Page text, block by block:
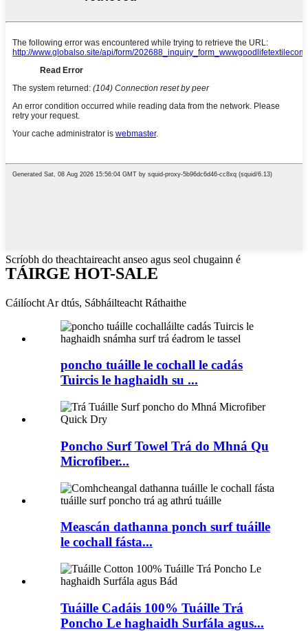
Scríobh do theachtaireacht anseo agus seol chugainn é
TÁIRGE HOT-SALE
Cáilíocht Ar dtús, Sábháilteacht Ráthaithe
poncho tuáille le cochall le cadás
Tuircis le haghaidh su ...
Poncho Surf Towel Trá do Mhná Qu
Microfiber...
Meascán dathanna ponch surf tuáille
le cochall fásta...
Tuáille Cadáis 100% Tuáille Trá
Poncho Le haghaidh Surfála agus...